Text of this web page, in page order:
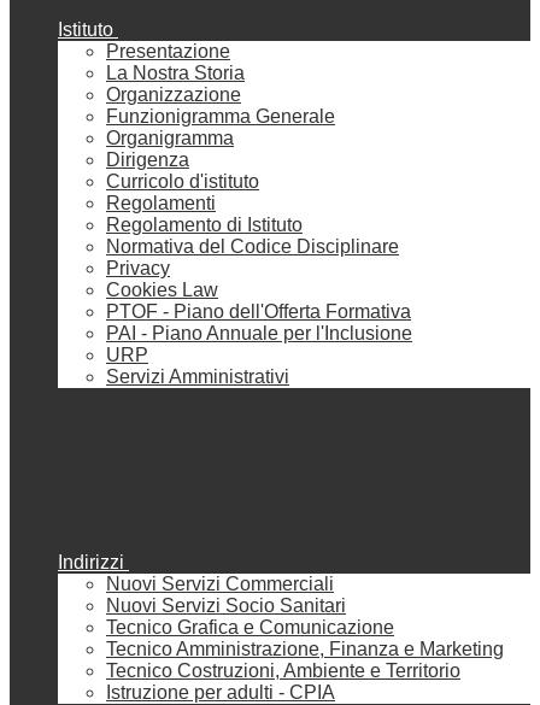
Istituto
Presentazione
La Nostra Storia
Organizzazione
Funzionigramma Generale
Organigramma
Dirigenza
Curricolo d'istituto
Regolamenti
Regolamento di Istituto
Normativa del Codice Disciplinare
Privacy
Cookies Law
PTOF - Piano dell'Offerta Formativa
PAI - Piano Annuale per l'Inclusione
URP
Servizi Amministrativi
Indirizzi
Nuovi Servizi Commerciali
Nuovi Servizi Socio Sanitari
Tecnico Grafica e Comunicazione
Tecnico Amministrazione, Finanza e Marketing
Tecnico Costruzioni, Ambiente e Territorio
Istruzione per adulti - CPIA